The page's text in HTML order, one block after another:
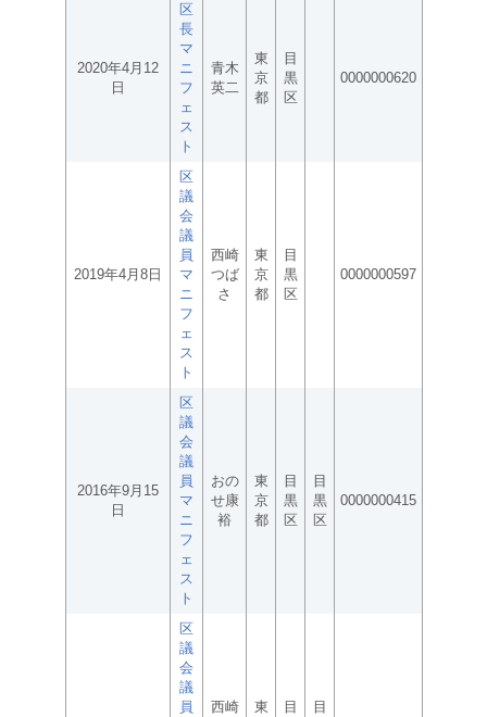
2020年4月12
日
区
長
マ
ニ
フ
ェ
ス
ト
青木
英二
東
京
都
目
黒
区
0000000620
2019年4月8日
区
議
会
議
員
マ
ニ
フ
ェ
ス
ト
西崎
つば
さ
東
京
都
目
黒
区
0000000597
2016年9月15
日
区
議
会
議
員
マ
ニ
フ
ェ
ス
ト
おの
せ康
裕
東
京
都
目
黒
区
目
黒
区
0000000415
区
議
会
議
員
西崎
東
目
目